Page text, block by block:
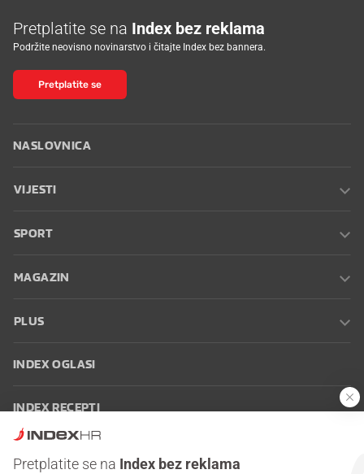
Pretplatite se na Index bez reklama
Podržite neovisno novinarstvo i čitajte Index bez bannera.
Pretplatite se
NASLOVNICA
VIJESTI
SPORT
MAGAZIN
PLUS
INDEX OGLASI
INDEX RECEPTI
Pretplatite se na Index bez reklama